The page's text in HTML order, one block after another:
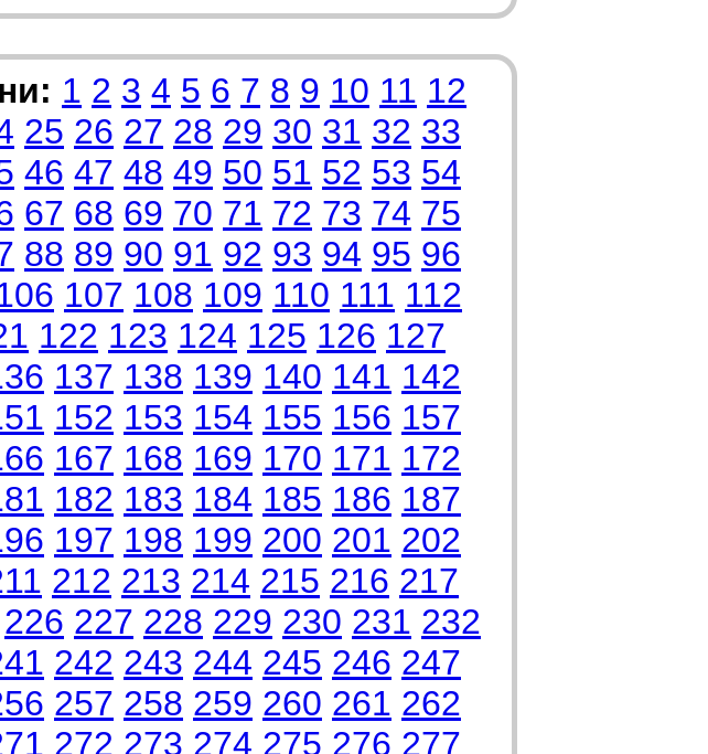
1 2 3 4 5 6 7 8 9 10 11 12
25 26 27 28 29 30 31 32 33
46 47 48 49 50 51 52 53 54
67 68 69 70 71 72 73 74 75
88 89 90 91 92 93 94 95 96
107 108 109 110 111 112
122 123 124 125 126 127
137 138 139 140 141 142
152 153 154 155 156 157
167 168 169 170 171 172
182 183 184 185 186 187
197 198 199 200 201 202
212 213 214 215 216 217
226 227 228 229 230 231 232
242 243 244 245 246 247
257 258 259 260 261 262
272 273 274 275 276 277